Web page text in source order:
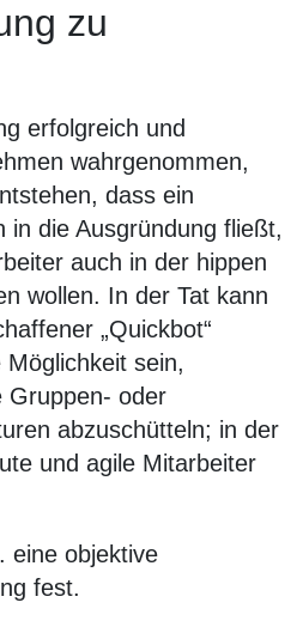
zu
erfolgreich und
wahrgenommen,
dass ein
in die Ausgründung fließt,
auch in der hippen
wollen. In der Tat kann
„Quickbot“
sein,
Gruppen- oder
abzuschütteln; in der
und agile Mitarbeiter
eine objektive
fest.